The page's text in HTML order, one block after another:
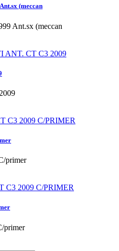
(meccan
Ant.sx (meccan
primer
primer